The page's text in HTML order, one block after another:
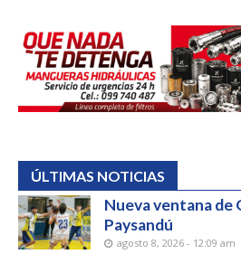
ÚLTIMAS NOTICIAS
Nueva ventana de
Paysandú
agosto 8, 2026 - 12:09 am